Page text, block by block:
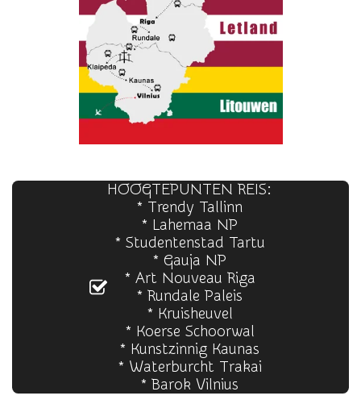
HOOGTEPUNTEN REIS:
* Trendy Tallinn
* Lahemaa NP
* Studentenstad Tartu
* Gauja NP
* Art Nouveau Riga
* Rundale Paleis
* Kruisheuvel
* Koerse Schoorwal
* Kunstzinnig Kaunas
* Waterburcht Trakai
* Barok Vilnius